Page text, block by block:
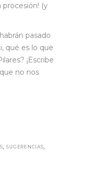
procesión! (y
pasado
qué es lo que
¡Escribe
no nos
,SUGERENCIAS,